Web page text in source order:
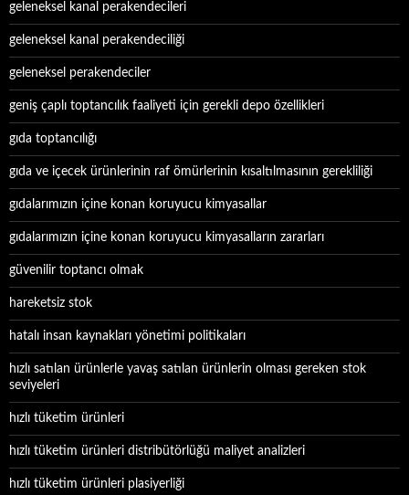
geleneksel kanal perakendecileri
geleneksel kanal perakendeciliği
geleneksel perakendeciler
geniş çaplı toptancılık faaliyeti için gerekli depo özellikleri
gıda toptancılığı
gıda ve içecek ürünlerinin raf ömürlerinin kısaltılmasının gerekliliği
gıdalarımızın içine konan koruyucu kimyasallar
gıdalarımızın içine konan koruyucu kimyasalların zararları
güvenilir toptancı olmak
hareketsiz stok
hatalı insan kaynakları yönetimi politikaları
hızlı satılan ürünlerle yavaş satılan ürünlerin olması gereken stok
seviyeleri
hızlı tüketim ürünleri
hızlı tüketim ürünleri distribütörlüğü maliyet analizleri
hızlı tüketim ürünleri plasiyerliği